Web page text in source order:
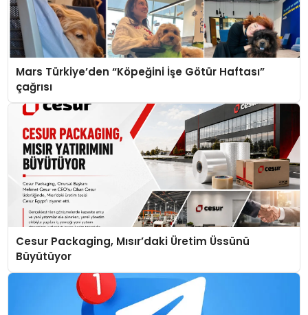
Mars Türkiye’den “Köpeğini İşe Götür Haftası”
çağrısı
Cesur Packaging, Mısır’daki Üretim Üssünü
Büyütüyor